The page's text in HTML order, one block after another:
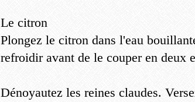
Le citron
Plongez le citron dans l'eau
refroidir avant de le couper en deux
Dénoyautez les reines claudes.